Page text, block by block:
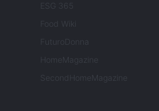
ESG 365
Food Wiki
FuturoDonna
HomeMagazine
SecondHomeMagazine